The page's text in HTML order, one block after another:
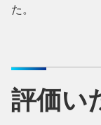
た。
評価い